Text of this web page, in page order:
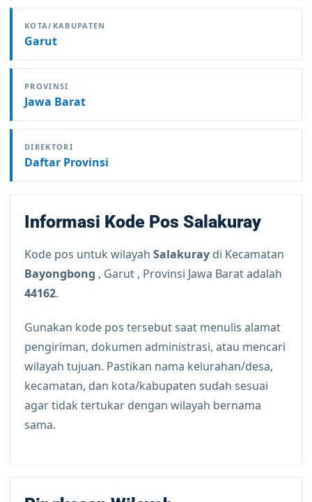
KOTA/KABUPATEN
Garut
PROVINSI
Jawa Barat
DIREKTORI
Daftar Provinsi
Informasi Kode Pos Salakuray
Kode pos untuk wilayah Salakuray di Kecamatan
Bayongbong , Garut , Provinsi Jawa Barat adalah
44162.
Gunakan kode pos tersebut saat menulis alamat
pengiriman, dokumen administrasi, atau mencari
wilayah tujuan. Pastikan nama kelurahan/desa,
kecamatan, dan kota/kabupaten sudah sesuai
agar tidak tertukar dengan wilayah bernama
sama.